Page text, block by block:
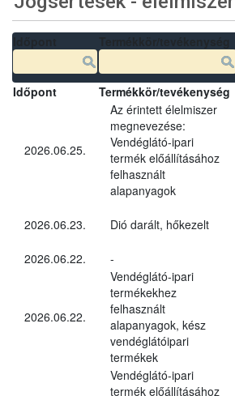
Időpont Termékkör/tevékenység
2026.06.25.
Az érintett élelmiszer
megnevezése:
Vendéglátó-ipari
termék előállításához
felhasznált
alapanyagok
2026.06.23. Dió darált, hőkezelt
2026.06.22.
-
2026.06.22.
Vendéglátó-ipari
termékekhez
felhasznált
alapanyagok, kész
vendéglátóipari
termékek
Vendéglátó-ipari
termék előállításához